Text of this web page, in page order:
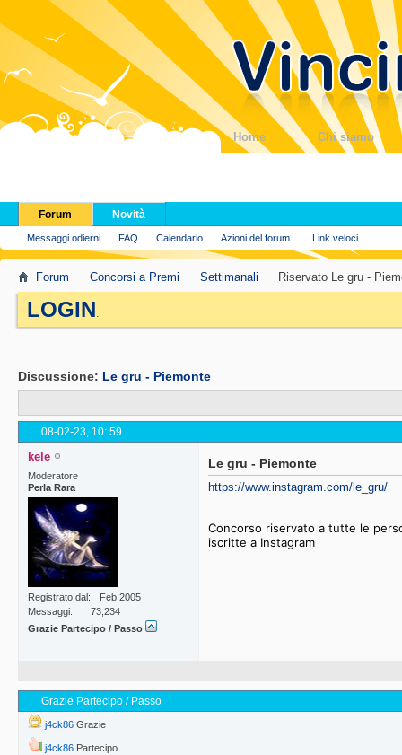
Home Chi siamo
Forum
Messaggi odierni FAQ Calendario Azioni del forum Link veloci
Novità
Forum Concorsi a Premi Settimanali Riservato Le gru -
LOGIN.
Discussione: Le gru - Piemonte
08-02-23, 10: 59
kele
Moderatore
Perla Rara
Registrato dal
Feb 2005
Messaggi
73,234
Grazie Partecipo / Passo
Le gru - Piemonte
https://www.instagram.com/le_gru/
Concorso riservato a tutte le
iscritte a Instagram
Grazie Partecipo / Passo
j4ck86 Grazie
j4ck86 Partecipo